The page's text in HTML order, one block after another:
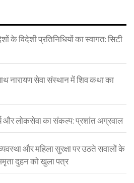
के विदेशी प्रतिनिधियों का स्वागत: सिटी
नारायण सेवा संस्थान में शिव कथा का
और लोकसेवा का संकल्प: प्रशांत अग्रवाल
और महिला सुरक्षा पर उठते सवालों के
दुहन को खुला पत्र